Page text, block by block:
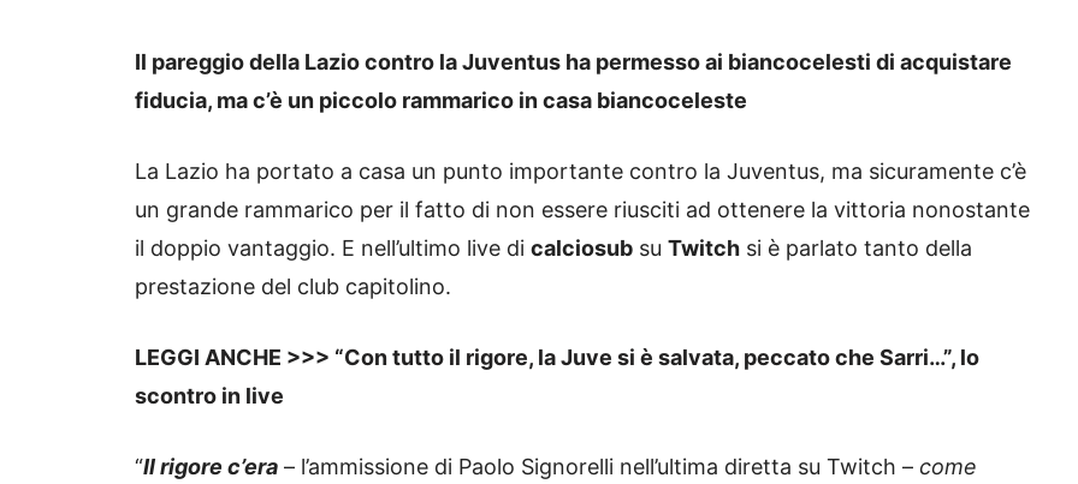
Il pareggio della Lazio contro la Juventus ha permesso ai biancocelesti di acquistare
fiducia, ma c’è un piccolo rammarico in casa biancoceleste
La Lazio ha portato a casa un punto importante contro la Juventus, ma sicuramente c’è
un grande rammarico per il fatto di non essere riusciti ad ottenere la vittoria nonostante
il doppio vantaggio. E nell’ultimo live di calciosub su Twitch si è parlato tanto della
prestazione del club capitolino.
LEGGI ANCHE >>> “Con tutto il rigore, la Juve si è salvata, peccato che Sarri…”, lo
scontro in live
“Il rigore c’era – l’ammissione di Paolo Signorelli nell’ultima diretta su Twitch – come